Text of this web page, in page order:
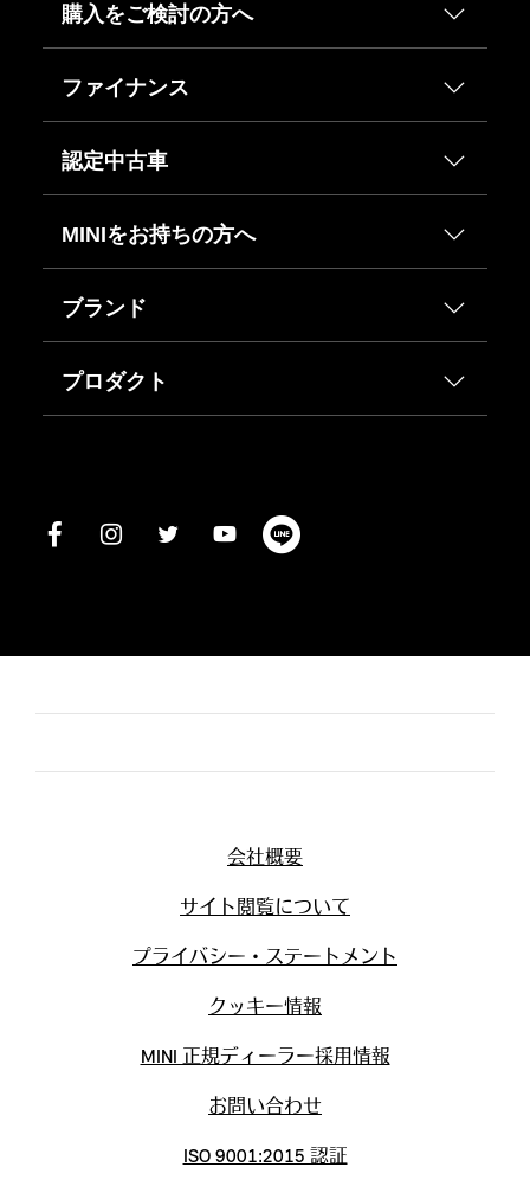
購入をご検討の方へ
ファイナンス
認定中古車
MINIをお持ちの方へ
ブランド
プロダクト
会社概要
サイト閲覧について
プライバシー・ステートメント
クッキー情報
MINI 正規ディーラー採用情報
お問い合わせ
ISO 9001:2015 認証